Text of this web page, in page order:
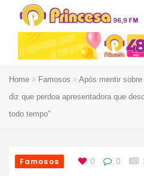
Home Famosos
Após mentir sobre
diz que perdoa apresentadora que
todo tempo”
Famosos 0 0